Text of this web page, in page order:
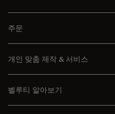
주문
개인 맞춤 제작 & 서비스
벨루티 알아보기